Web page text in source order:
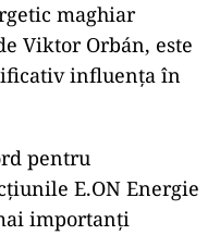
maghiar
Viktor Orbán, este
influența în
pentru
E.ON Energie
importanți